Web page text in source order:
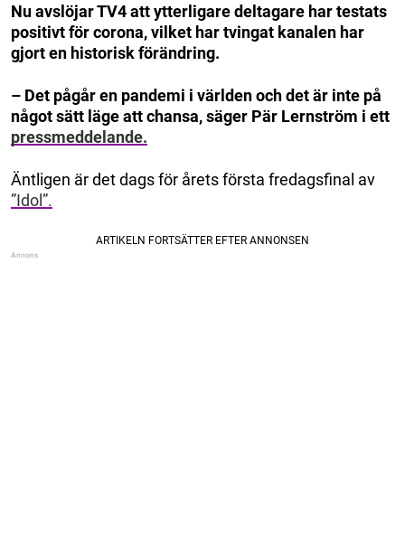
Nu avslöjar TV4 att ytterligare deltagare har testats
positivt för corona, vilket har tvingat kanalen har
gjort en historisk förändring.
– Det pågår en pandemi i världen och det är inte på
något sätt läge att chansa, säger Pär Lernström i ett
pressmeddelande.
Äntligen är det dags för årets första fredagsfinal av
”Idol”.